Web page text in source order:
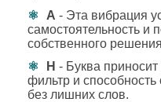
А - Эта вибрация
самостоятельность и
собственного
Н - Буква
фильтр и
без лишних слов.